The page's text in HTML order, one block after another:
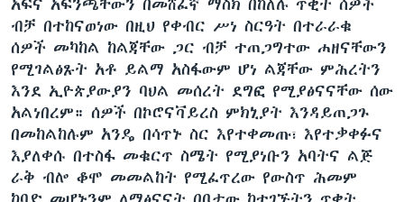
አፍና አፍንጫቸውን በመሸፈኛ ማስክ በከለሉ ጥቂት ሰዎች
ብቻ በተከናወነው በዚህ የቀብር ሥነ ስርዓት በተራራቁ
ሰዎች መካከል ከልጃቸው ጋር ብቻ ተጠጋግተው ሐዘናቸውን
የሚገልፅጹት አቶ ይልማ አስፋውም ሆነ ልጃቸው ምሕረትን
እንደ ኢዮጵያውያን ባህል መሰረት ደግፎ የሚያፅናናቸው ሰው
አልነበረም። ሰዎች በኮሮናቫይረስ ምክኒያት እንዳይጠጋጉ
በመከልከሉም አንዴ በሳጥኑ ስር እየተቀመጡ፣ እየተቃቀፉና
እያለቀሱ በተስፋ መቁርጥ ስሜት የሚያነቡን አባትና ልጅ
ራቅ ብሎ ቆሞ መመልከት የሚፈጥረው የውስጥ ሕመም